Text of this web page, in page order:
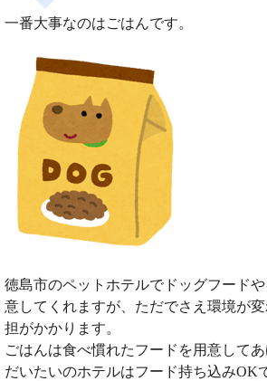
一番大事なのはごはんです。
徳島市のペットホテルでドッグフード
意してくれますが、ただでさえ環境が
担がかかります。
ごはんは食べ慣れたフードを用意してあ
だいたいのホテルはフード持ち込みOK